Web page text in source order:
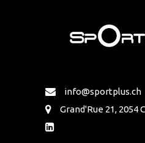
info@sportplus.ch
Grand'Rue 21, 2054